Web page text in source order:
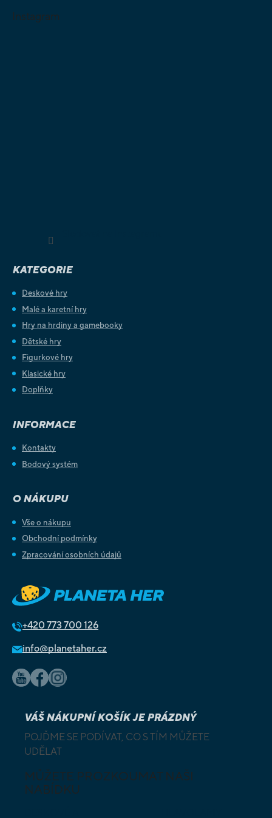
Instagram
KATEGORIE
Deskové hry
Malé a karetní hry
Hry na hrdiny a gamebooky
Dětské hry
Figurkové hry
Klasické hry
Doplňky
INFORMACE
Kontakty
Bodový systém
O NÁKUPU
Vše o nákupu
Obchodní podmínky
Zpracování osobních údajů
+420 773 700 126
info@planetaher.cz
VÁŠ NÁKUPNÍ KOŠÍK JE PRÁZDNÝ
POJĎME SE PODÍVAT, CO S TÍM MŮŽETE
UDĚLAT
MŮŽETE PROZKOUMAT NAŠI
NABÍDKU